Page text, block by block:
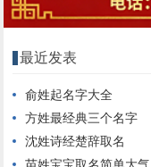
最近发表
俞姓起名字大全
方姓最经典三个名字
沈姓诗经楚辞取名